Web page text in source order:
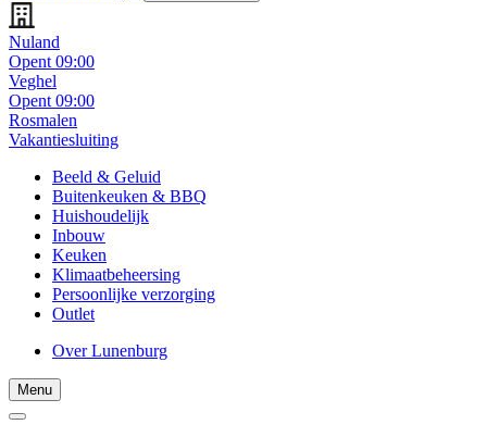
Nuland
Opent 09:00
Veghel
Opent 09:00
Rosmalen
Vakantiesluiting
Beeld & Geluid
Buitenkeuken & BBQ
Huishoudelijk
Inbouw
Keuken
Klimaatbeheersing
Persoonlijke verzorging
Outlet
Over Lunenburg
Menu